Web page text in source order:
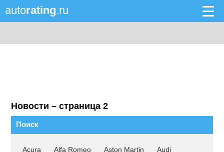
autorating.ru
Новости – страница 2
Поиск
Acura Alfa Romeo Aston Martin Audi